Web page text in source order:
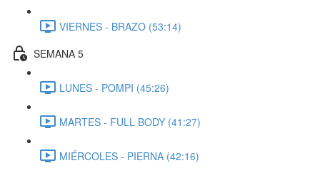
VIERNES - BRAZO (53:14)
SEMANA 5
LUNES - POMPI (45:26)
MARTES - FULL BODY (41:27)
MIÉRCOLES - PIERNA (42:16)